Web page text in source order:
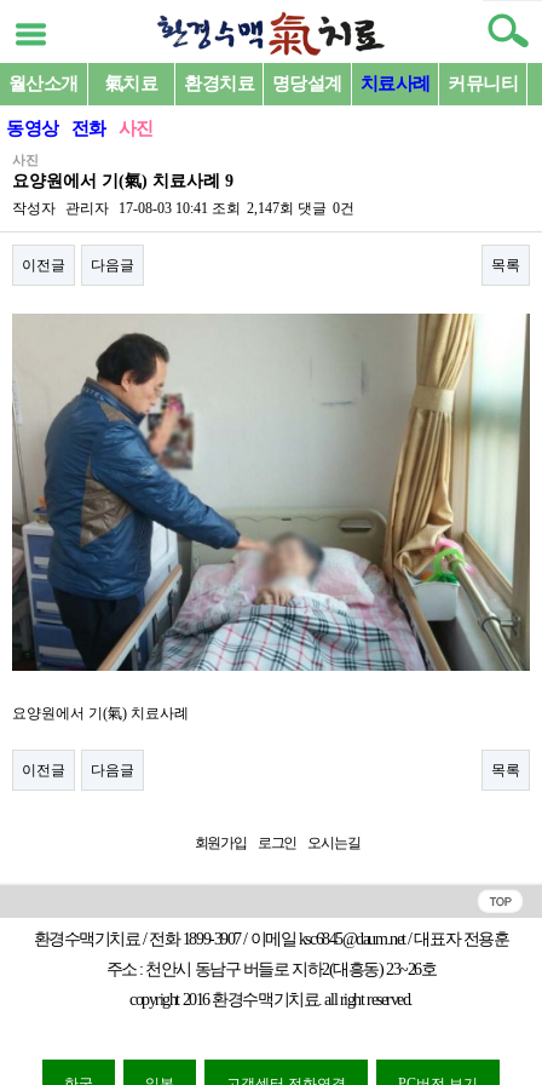
월산소개 氣치료 환경치료 명당설계 치료사례 커뮤니티
동영상 전화 사진
사진
요양원에서 기(氣) 치료사례 9
작성자 관리자 17-08-03 10:41 조회 2,147회 댓글 0건
이전글 다음글 목록
요양원에서 기(氣) 치료사례​
이전글 다음글 목록
회원가입 로그인 오시는길
환경수맥기치료 / 전화 1899-3907 / 이메일 ksc6845@daum.net / 대표자 전용훈
주소 : 천안시 동남구 버들로 지하2(대흥동) 23~26호
copyright 2016 환경수맥기치료. all right reserved.